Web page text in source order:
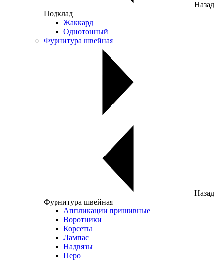
Назад
Подклад
Жаккард
Однотонный
Фурнитура швейная
Назад
Фурнитура швейная
Аппликации пришивные
Воротники
Корсеты
Лампас
Надвязы
Перо